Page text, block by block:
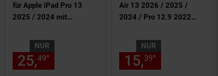
für Apple iPad Pro 13
2025 / 2024 mit
NUR
25,49* € Sternchen
Air 13 2026 / 2025 /
2024 / Pro 12.9 2022
NUR
15,39*